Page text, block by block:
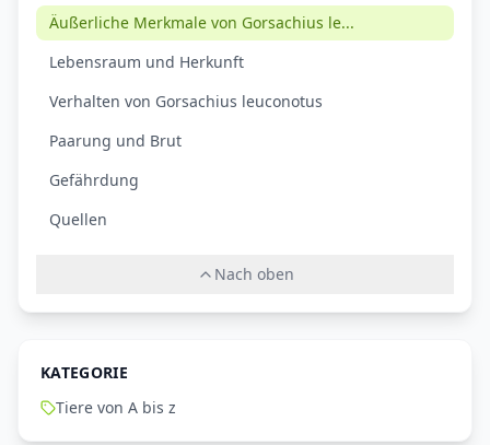
Äußerliche Merkmale von Gorsachius le...
Lebensraum und Herkunft
Verhalten von Gorsachius leuconotus
Paarung und Brut
Gefährdung
Quellen
Nach oben
KATEGORIE
Tiere von A bis z